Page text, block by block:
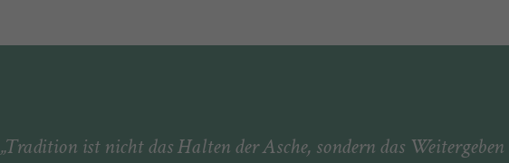
„Tradition ist nicht das Halten der Asche, sondern das